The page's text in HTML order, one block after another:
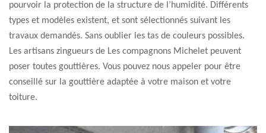
pourvoir la protection de la structure de l’humidité. Différents
types et modèles existent, et sont sélectionnés suivant les
travaux demandés. Sans oublier les tas de couleurs possibles.
Les artisans zingueurs de Les compagnons Michelet peuvent
poser toutes gouttières. Vous pouvez nous appeler pour être
conseillé sur la gouttière adaptée à votre maison et votre
toiture.